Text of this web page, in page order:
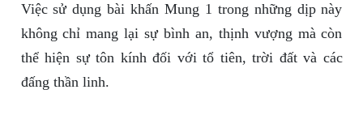
Việc sử dụng bài khấn Mung 1 trong những dịp này
không chỉ mang lại sự bình an, thịnh vượng mà còn
thể hiện sự tôn kính đối với tổ tiên, trời đất và các
đấng thần linh.